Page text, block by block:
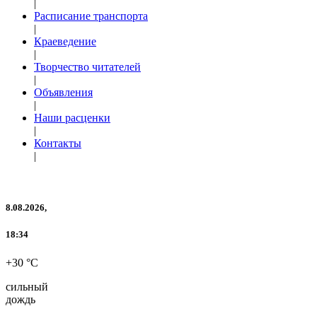
|
Расписание транспорта
|
Краеведение
|
Творчество читателей
|
Объявления
|
Наши расценки
|
Контакты
|
8.08.2026,
18:34
+30 °C
сильный
дождь